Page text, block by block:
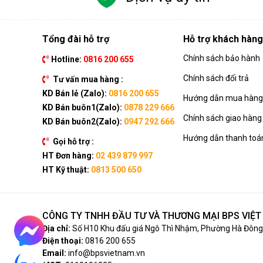
Tổng đài hỗ trợ
Hotline: 0816 200 655
Tư vấn mua hàng :
KD Bán lẻ (Zalo): 0816 200 655
KD Bán buôn1(Zalo): 0878 229 666
KD Bán buôn2(Zalo): 0947 292 666
Gọi hỗ trợ :
HT Đơn hàng: 02 439 879 997
HT Kỹ thuật: 0813 500 650
Hỗ trợ khách hàng
Chính sách bảo hành
Chính sách đổi trả
Hướng dẫn mua
Chính sách giao hàng
Hướng dẫn thanh
CÔNG TY TNHH ĐẦU TƯ VÀ THƯƠNG MẠI BPS
Địa chỉ: Số H10 Khu đấu giá Ngô Thì Nhậm, Phường Hà
Điện thoại: 0816 200 655
Email: info@bpsvietnam.vn